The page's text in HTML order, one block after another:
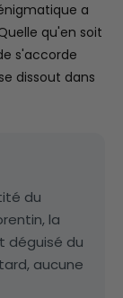
a
qu'en soit
s'accorde
dissout dans
du
la
déguisé du
aucune